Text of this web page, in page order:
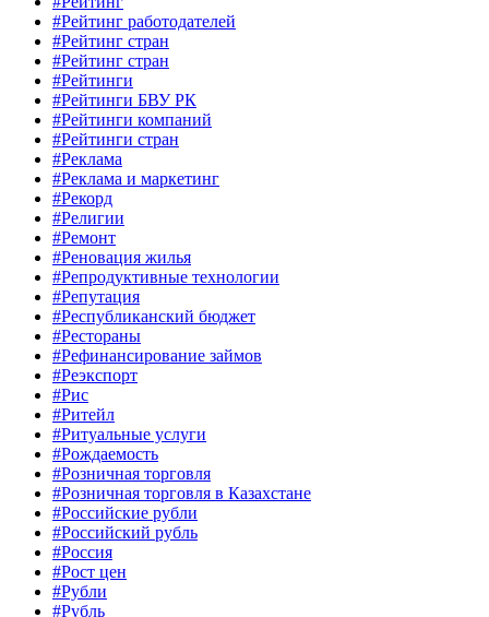
#Рейтинг работодателей
#Рейтинг стран
#Рейтинг стран
#Рейтинги
#Рейтинги БВУ РК
#Рейтинги компаний
#Рейтинги стран
#Реклама
#Реклама и маркетинг
#Рекорд
#Религии
#Ремонт
#Реновация жилья
#Репродуктивные технологии
#Репутация
#Республиканский бюджет
#Рестораны
#Рефинансирование займов
#Реэкспорт
#Рис
#Ритейл
#Ритуальные услуги
#Рождаемость
#Розничная торговля
#Розничная торговля в Казахстане
#Российские рубли
#Российский рубль
#Россия
#Рост цен
#Рубли
#Рубль